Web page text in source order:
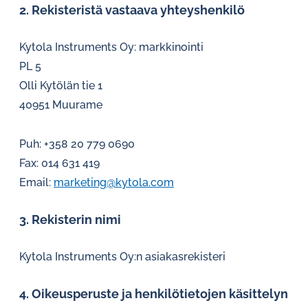
2. Rekisteristä vastaava yhteyshenkilö
Kytola Instruments Oy: markkinointi
PL 5
Olli Kytölän tie 1
40951 Muurame
Puh: +358 20 779 0690
Fax: 014 631 419
Email: marketing@kytola.com
3. Rekisterin nimi
Kytola Instruments Oy:n asiakasrekisteri
4. Oikeusperuste ja henkilötietojen käsittelyn